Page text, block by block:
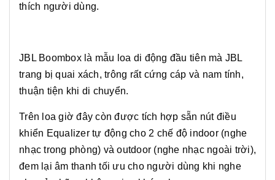
thích người dùng.
JBL Boombox là mẫu loa di động đầu tiên mà JBL
trang bị quai xách, trông rất cứng cáp và nam tính,
thuận tiện khi di chuyển.
Trên loa giờ đây còn được tích hợp sẵn nút điều
khiển Equalizer tự động cho 2 chế độ indoor (nghe
nhạc trong phòng) và outdoor (nghe nhạc ngoài trời),
đem lại âm thanh tối ưu cho người dùng khi nghe